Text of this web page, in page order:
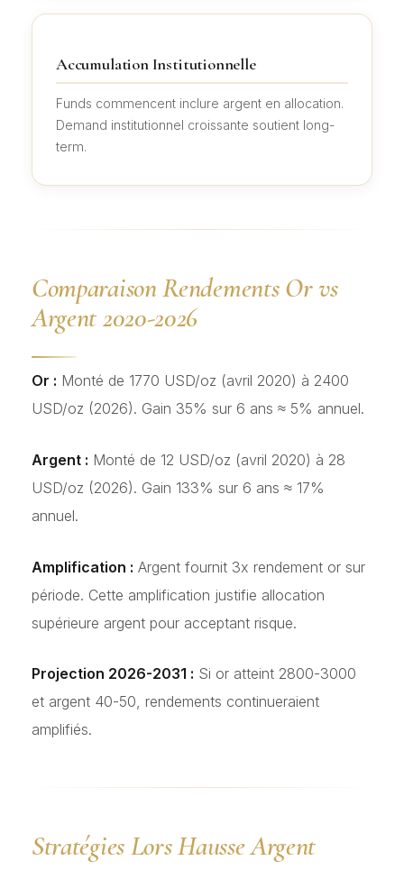
Accumulation Institutionnelle
Funds commencent inclure argent en allocation.
Demand institutionnel croissante soutient long-
term.
Comparaison Rendements Or vs
Argent 2020-2026
Or : Monté de 1770 USD/oz (avril 2020) à 2400
USD/oz (2026). Gain 35% sur 6 ans ≈ 5% annuel.
Argent : Monté de 12 USD/oz (avril 2020) à 28
USD/oz (2026). Gain 133% sur 6 ans ≈ 17%
annuel.
Amplification : Argent fournit 3x rendement or sur
période. Cette amplification justifie allocation
supérieure argent pour acceptant risque.
Projection 2026-2031 : Si or atteint 2800-3000
et argent 40-50, rendements continueraient
amplifiés.
Stratégies Lors Hausse Argent